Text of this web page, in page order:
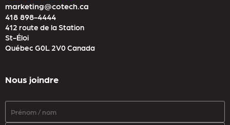
Nous joindre
marketing@cotech.ca
418 898-4444
412 route de la Station
St-Éloi
Québec G0L 2V0 Canada